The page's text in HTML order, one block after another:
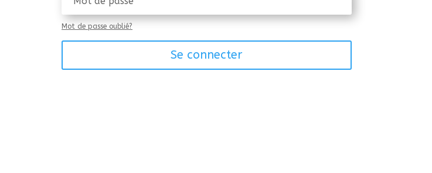
Mot de passe oublié?
Se connecter